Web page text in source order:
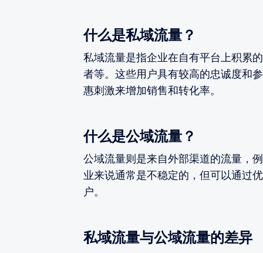
什么是私域流量？
私域流量是指企业在自有平台上积累
者等。这些用户具有较高的忠诚度和
惠刺激来增加销售和转化率。
什么是公域流量？
公域流量则是来自外部渠道的流量，
业来说通常是不稳定的，但可以通过
户。
私域流量与公域流量的差异